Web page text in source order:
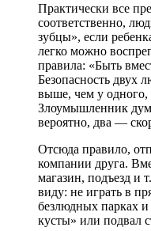
Практически все
соответственно,
зубцы», если
легко можно
правила: «Быть
Безопасность двух
выше, чем у одного,
Злоумышленник
вероятно, два —
Отсюда правило,
компании друга.
магазин, подъезд и
виду: не играть в
безлюдных парках и
кусты» или подвал